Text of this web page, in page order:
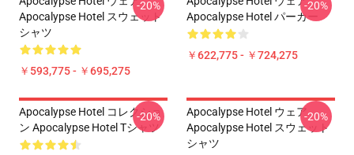
Apocalypse Hotel スウェット
シャツ
￥593,775 - ￥695,275
-20%
Apocalypse Hotel パーカー
￥622,775 - ￥724,275
-20%
Apocalypse Hotel コレクショ
ン Apocalypse Hotel Tシャツ
-20%
Apocalypse Hotel ウェア
Apocalypse Hotel スウェット
シャツ
-20%